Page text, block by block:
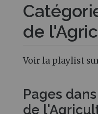
de
Aller à :
Voir la playlist
Pages
de